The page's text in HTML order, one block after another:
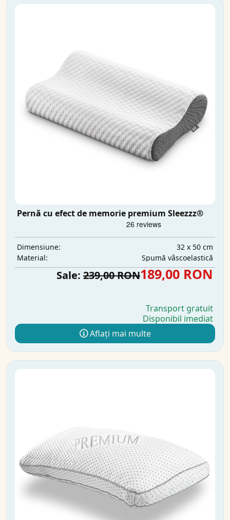
Pernă cu efect de memorie premium Sleezzz®
Dimensiune:
32 x 50 cm
Material:
Spumă vâscoelastică
Sale: 239,00 RON189,00 RON
Transport gratuit
Disponibil imediat
Aflați mai multe